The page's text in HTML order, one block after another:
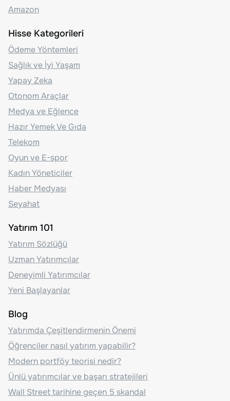
Amazon
Hisse Kategorileri
Ödeme Yöntemleri
Sağlık ve İyi Yaşam
Yapay Zeka
Otonom Araçlar
Medya ve Eğlence
Hazır Yemek Ve Gıda
Telekom
Oyun ve E-spor
Kadın Yöneticiler
Haber Medyası
Seyahat
Yatırım 101
Yatırım Sözlüğü
Uzman Yatırımcılar
Deneyimli Yatırımcılar
Yeni Başlayanlar
Blog
Yatırımda Çeşitlendirmenin Önemi
Öğrenciler nasıl yatırım yapabilir?
Modern portföy teorisi nedir?
Ünlü yatırımcılar ve başarı stratejileri
Wall Street tarihine geçen 5 skandal